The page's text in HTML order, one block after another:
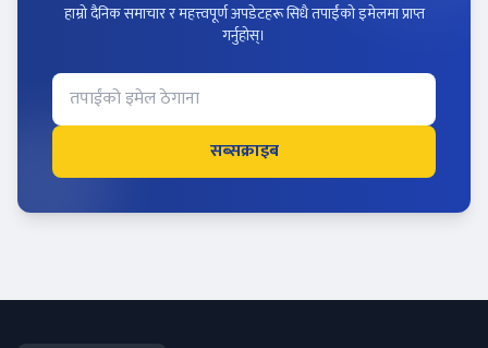
हाम्रो दैनिक समाचार र महत्त्वपूर्ण अपडेटहरू सिधै तपाईंको इमेलमा प्राप्त
गर्नुहोस्।
सब्सक्राइब